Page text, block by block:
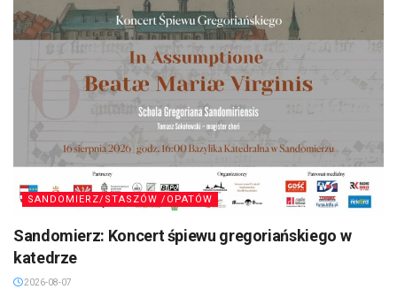
SANDOMIERZ/STASZÓW /OPATÓW
Sandomierz: Koncert śpiewu gregoriańskiego w
katedrze
2026-08-07